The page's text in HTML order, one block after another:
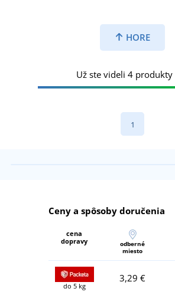
HORE
Už ste videli 4 produkty
1
Ceny a spôsoby doručenia
cena
dopravy
odberné
miesto
do 5 kg
3,29 €